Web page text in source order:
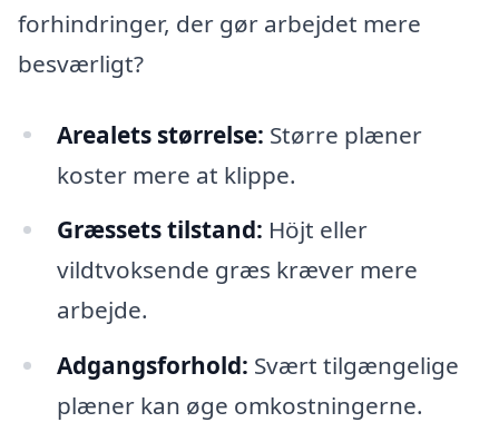
forhindringer, der gør arbejdet mere
besværligt?
Arealets størrelse: Større plæner
koster mere at klippe.
Græssets tilstand: Höjt eller
vildtvoksende græs kræver mere
arbejde.
Adgangsforhold: Svært tilgængelige
plæner kan øge omkostningerne.